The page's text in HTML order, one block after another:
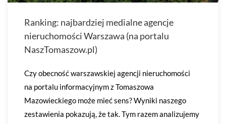
Ranking: najbardziej medialne agencje
nieruchomości Warszawa (na portalu
NaszTomaszow.pl)
Czy obecność warszawskiej agencji nieruchomości
na portalu informacyjnym z Tomaszowa
Mazowieckiego może mieć sens? Wyniki naszego
zestawienia pokazują, że tak. Tym razem analizujemy